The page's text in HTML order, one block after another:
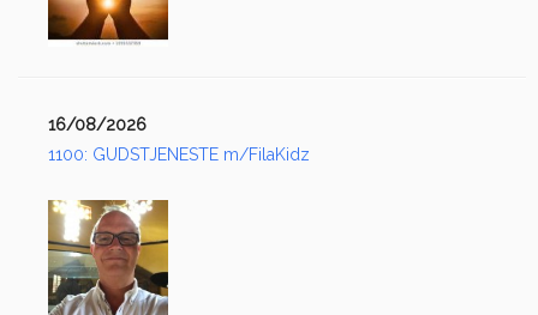
16/08/2026
1100: GUDSTJENESTE m/FilaKidz